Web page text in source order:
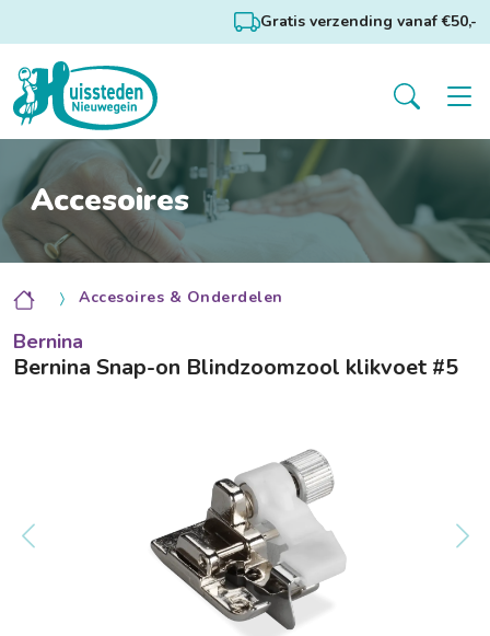
Gratis verzending vanaf €50,-
Accesoires
Accesoires & Onderdelen
Bernina
Bernina Snap-on Blindzoomzool klikvoet #5